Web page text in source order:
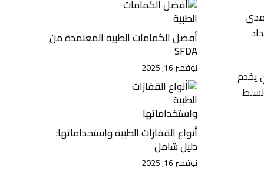
مدى
يخدم
أفضل الكمامات الطبية المعتمدة من
SFDA
نوفمبر 16, 2025
أنواع القفازات الطبية واستخداماتها:
دليل شامل
نوفمبر 16, 2025